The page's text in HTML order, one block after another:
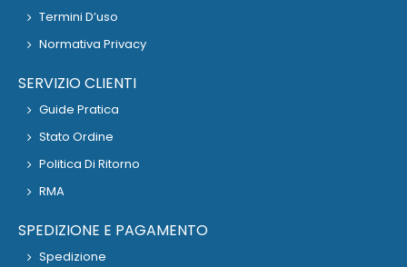
Termini D’uso
Normativa Privacy
SERVIZIO CLIENTI
Guide Pratica
Stato Ordine
Politica Di Ritorno
RMA
SPEDIZIONE E PAGAMENTO
Spedizione